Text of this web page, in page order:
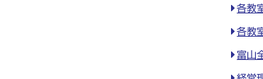
各教
各教
富山